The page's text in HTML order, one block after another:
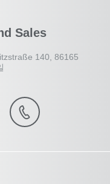
Sales
140, 86165